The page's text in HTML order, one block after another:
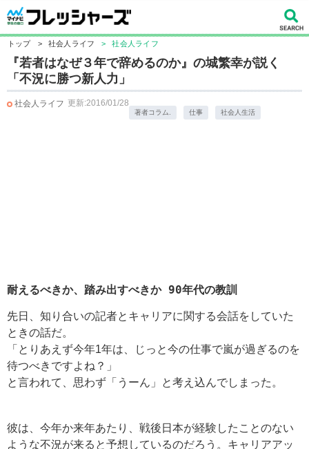
トップ > 社会人ライフ > 社会人ライフ
『若者はなぜ３年で辞めるのか』の城繁幸が説く
「不況に勝つ新人力」
社会人ライフ 更新:2016/01/28
著者コラム. 仕事 社会人生活
耐えるべきか、踏み出すべきか 90年代の教訓
先日、知り合いの記者とキャリアに関する会話をしていた
ときの話だ。
「とりあえず今年1年は、じっと今の仕事で嵐が過ぎるのを
待つべきですよね？」
と言われて、思わず「うーん」と考え込んでしまった。
彼は、今年か来年あたり、戦後日本が経験したことのない
ような不況が来ると予想しているのだろう。キャリアアッ